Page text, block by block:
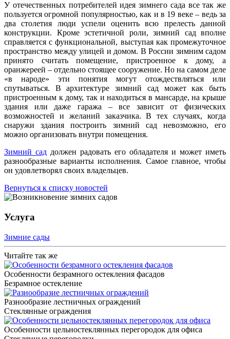
У отечественных потребителей идея зимнего сада все так же
пользуется огромной популярностью, как и в 19 веке – ведь за
два столетия люди успели оценить всю прелесть данной
конструкции. Кроме эстетичной роли, зимний сад вполне
справляется с функциональной, выступая как промежуточное
пространство между улицей и домом. В России зимним садом
принято считать помещение, пристроенное к дому, а
оранжереей – отдельно стоящее сооружение. Но на самом деле
«в народе» эти понятия могут отождествляться или
спутываться. В архитектуре зимний сад может как быть
пристроенным к дому, так и находиться в мансарде, на крыше
здания или даже гаража – все зависит от физических
возможностей и желаний заказчика. В тех случаях, когда
снаружи здания построить зимний сад невозможно, его
можно организовать внутри помещения.
Зимний сад должен радовать его обладателя и может иметь
разнообразные варианты исполнения. Самое главное, чтобы
он удовлетворял своих владельцев.
Вернуться к списку новостей
Услуга
Зимние сады
Читайте так же
Особенности безрамного остекления фасадов
Безрамное остекление
Разнообразие лестничных ограждений
Стеклянные ограждения
Особенности цельностеклянных перегородок для офиса